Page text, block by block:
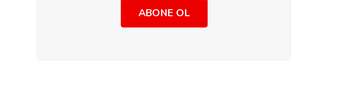
ABONE OL